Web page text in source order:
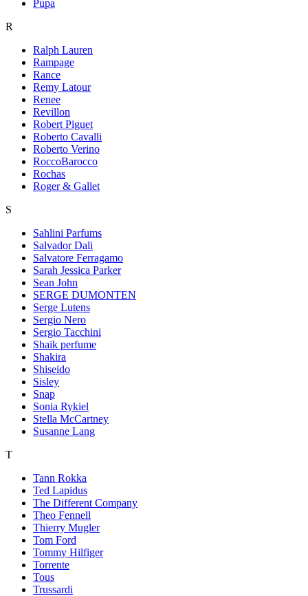
Pupa
R
Ralph Lauren
Rampage
Rance
Remy Latour
Renee
Revillon
Robert Piguet
Roberto Cavalli
Roberto Verino
RoccoBarocco
Rochas
Roger & Gallet
S
Sahlini Parfums
Salvador Dali
Salvatore Ferragamo
Sarah Jessica Parker
Sean John
SERGE DUMONTEN
Serge Lutens
Sergio Nero
Sergio Tacchini
Shaik perfume
Shakira
Shiseido
Sisley
Snap
Sonia Rykiel
Stella McCartney
Susanne Lang
T
Tann Rokka
Ted Lapidus
The Different Company
Theo Fennell
Thierry Mugler
Tom Ford
Tommy Hilfiger
Torrente
Tous
Trussardi